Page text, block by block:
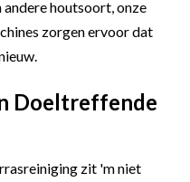
andere houtsoort, onze
zorgen ervoor dat
Doeltreffende
zit 'm niet